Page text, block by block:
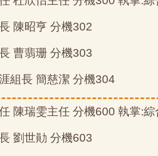
陳昭亨 分機302
曹翡珊 分機303
組長 簡慈潔 分機304
陳瑞雯主任 分機600 執掌:
劉世勛 分機603